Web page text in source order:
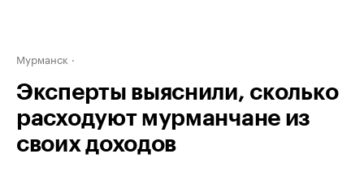
Мурманск
Эксперты выяснили, сколько
расходуют мурманчане из
своих доходов